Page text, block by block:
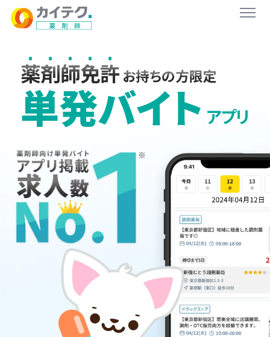
薬剤師免許 お持ちの方限定
単発バイト アプリ